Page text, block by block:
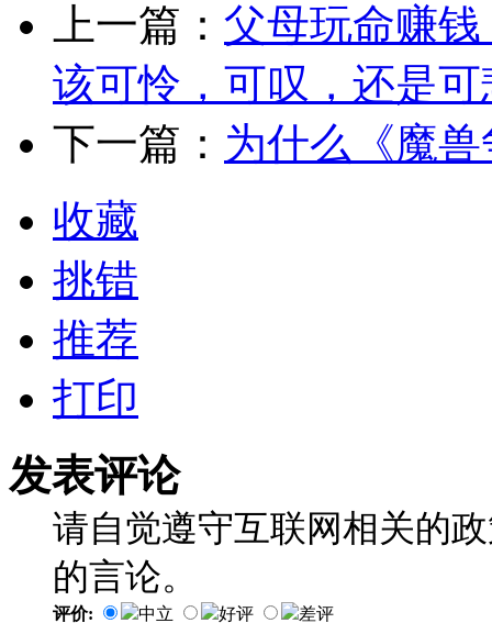
上一篇： 父母玩命赚
该可怜，可叹，还是
下一篇： 为什么《魔
收藏
挑错
推荐
打印
发表评论
请自觉遵守互联网相关的
的言论。
评价: 中立 好评 差评